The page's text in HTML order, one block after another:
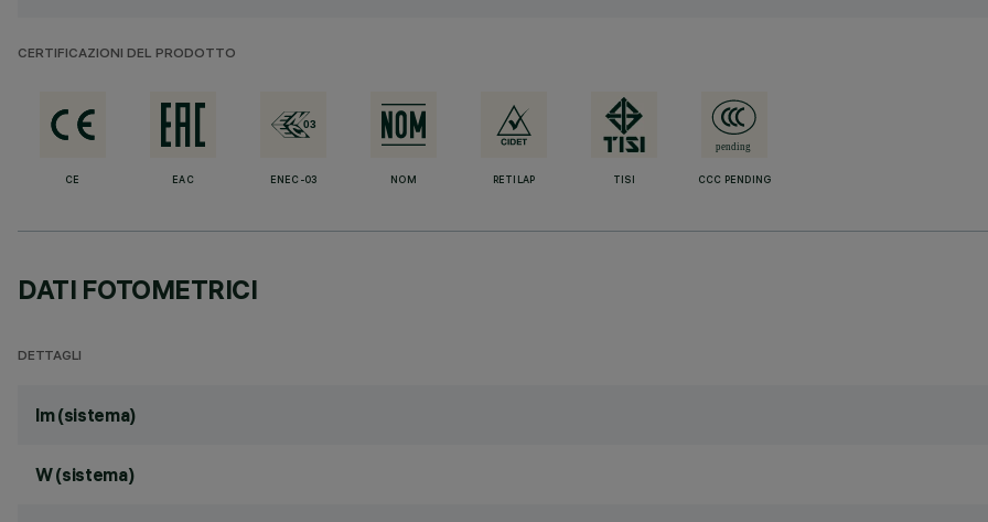
CERTIFICAZIONI DEL PRODOTTO
CE EAC ENEC-03 NOM RETILAP TISI CCC PENDING
DATI FOTOMETRICI
DETTAGLI
lm (sistema)
W (sistema)